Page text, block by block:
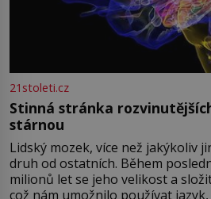
21stoleti.cz
Stinná stránka
stárnou
Lidský mozek, více než jakýkoliv
druh od ostatních. Během
milionů let se jeho velikost a
což nám umožnilo používat jazyk,